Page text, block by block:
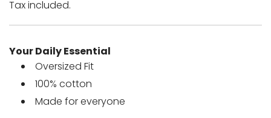
e
u
Tax included.
Your Daily Essential
Oversized Fit
100% cotton
Made for everyone